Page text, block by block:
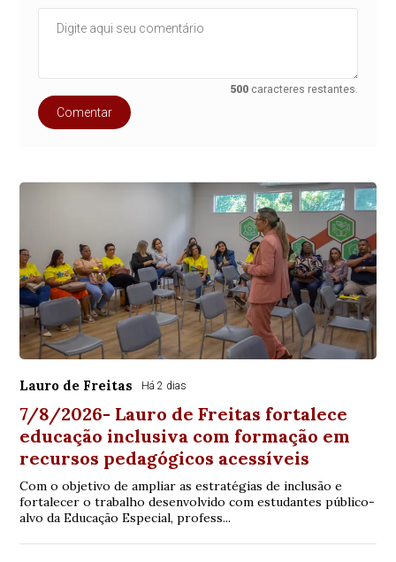
500 caracteres restantes.
Comentar
Lauro de Freitas Há 2 dias
7/8/2026- Lauro de Freitas fortalece
educação inclusiva com formação em
recursos pedagógicos acessíveis
Com o objetivo de ampliar as estratégias de inclusão e
fortalecer o trabalho desenvolvido com estudantes público-
alvo da Educação Especial, profess...